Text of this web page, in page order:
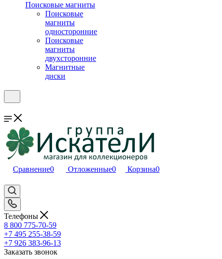
Поисковые магниты
Поисковые
магниты
односторонние
Поисковые
магниты
двухсторонние
Магнитные
диски
Сравнение0 Отложенные0 Корзина0
Телефоны
8 800 775-70-59
+7 495 255-38-59
+7 926 383-96-13
Заказать звонок